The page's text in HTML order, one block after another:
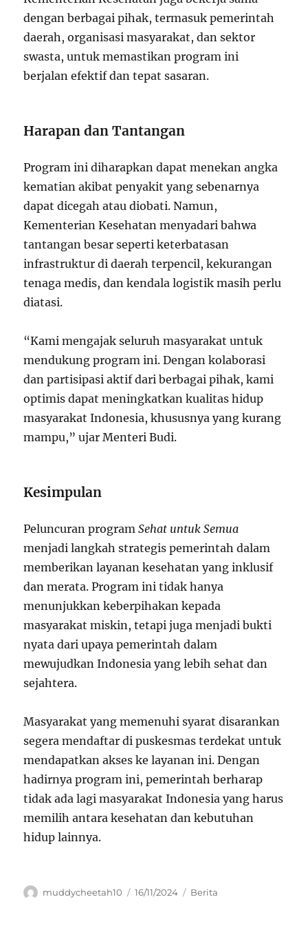
dengan berbagai pihak, termasuk pemerintah
daerah, organisasi masyarakat, dan sektor
swasta, untuk memastikan program ini
berjalan efektif dan tepat sasaran.
Harapan dan Tantangan
Program ini diharapkan dapat menekan angka
kematian akibat penyakit yang sebenarnya
dapat dicegah atau diobati. Namun,
Kementerian Kesehatan menyadari bahwa
tantangan besar seperti keterbatasan
infrastruktur di daerah terpencil, kekurangan
tenaga medis, dan kendala logistik masih perlu
diatasi.
“Kami mengajak seluruh masyarakat untuk
mendukung program ini. Dengan kolaborasi
dan partisipasi aktif dari berbagai pihak, kami
optimis dapat meningkatkan kualitas hidup
masyarakat Indonesia, khususnya yang kurang
mampu,” ujar Menteri Budi.
Kesimpulan
Peluncuran programSehat untuk Semua
menjadi langkah strategis pemerintah dalam
memberikan layanan kesehatan yang inklusif
dan merata. Program ini tidak hanya
menunjukkan keberpihakan kepada
masyarakat miskin, tetapi juga menjadi bukti
nyata dari upaya pemerintah dalam
mewujudkan Indonesia yang lebih sehat dan
sejahtera.
Masyarakat yang memenuhi syarat disarankan
segera mendaftar di puskesmas terdekat untuk
mendapatkan akses ke layanan ini. Dengan
hadirnya program ini, pemerintah berharap
tidak ada lagi masyarakat Indonesia yang harus
memilih antara kesehatan dan kebutuhan
hidup lainnya.
Author
muddycheetah10
Posted
16/11/2024 Categories
Berita